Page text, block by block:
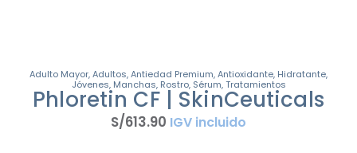
Adulto Mayor,Adultos,Antiedad Premium,Antioxidante, Hidratante,
Jóvenes, Manchas, Rostro, Sérum,Tratamientos
Phloretin CF | SkinCeuticals
S/613.90 IGV incluido